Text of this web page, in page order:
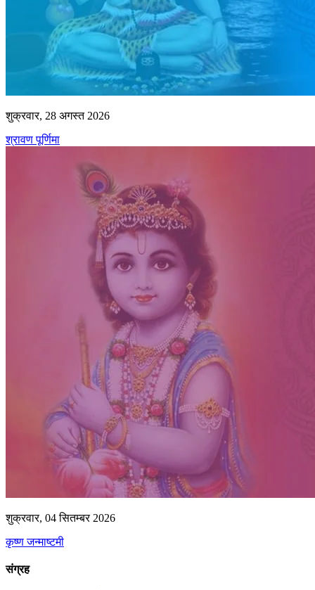
शुक्रवार, 28 अगस्त 2026
श्रावण पूर्णिमा
शुक्रवार, 04 सितम्बर 2026
कृष्ण जन्माष्टमी
संग्रह